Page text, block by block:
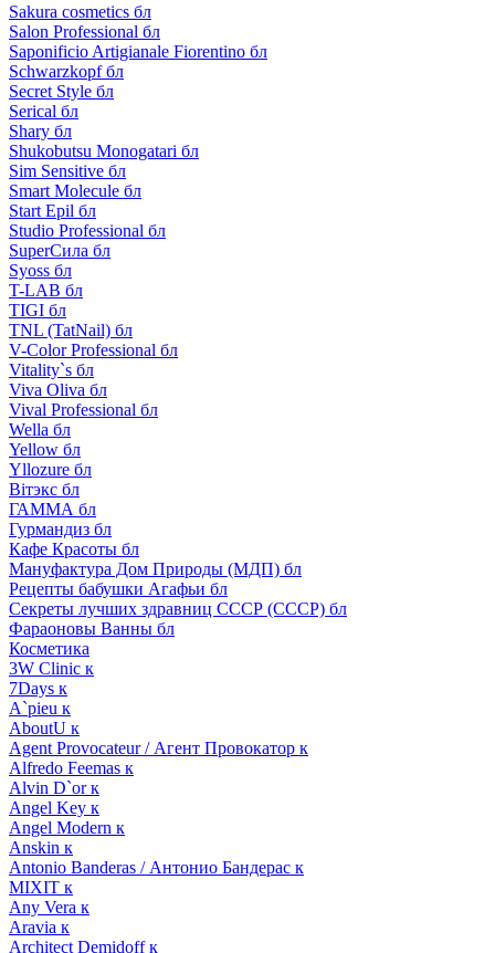
Sakura cosmetics бл
Salon Professional бл
Saponificio Artigianale Fiorentino бл
Schwarzkopf бл
Secret Style бл
Serical бл
Shary бл
Shukobutsu Monogatari бл
Sim Sensitive бл
Smart Molecule бл
Start Epil бл
Studio Professional бл
SuperСила бл
Syoss бл
T-LAB бл
TIGI бл
TNL (TatNail) бл
V-Color Professional бл
Vitality`s бл
Viva Oliva бл
Vival Professional бл
Wella бл
Yellow бл
Yllozure бл
Вiтэкс бл
ГАММА бл
Гурмандиз бл
Кафе Красоты бл
Мануфактура Дом Природы (МДП) бл
Рецепты бабушки Агафьи бл
Секреты лучших здравниц СССР (СССР) бл
Фараоновы Ванны бл
Косметика
3W Clinic к
7Days к
A`pieu к
AboutU к
Agent Provocateur / Агент Провокатор к
Alfredo Feemas к
Alvin D`or к
Angel Key к
Angel Modern к
Anskin к
Antonio Banderas / Антонио Бандерас к
MIXIT к
Any Vera к
Aravia к
Architect Demidoff к